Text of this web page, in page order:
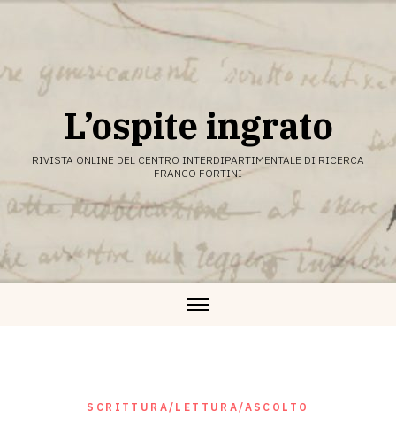
L’ospite ingrato
RIVISTA ONLINE DEL CENTRO INTERDIPARTIMENTALE DI RICERCA
FRANCO FORTINI
SCRITTURA/LETTURA/ASCOLTO